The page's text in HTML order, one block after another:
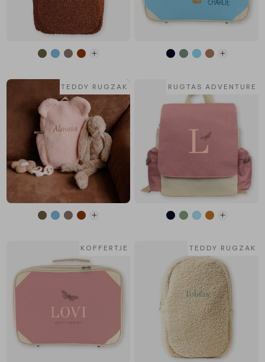
TEDDY RUGZAK RUGTAS ADVENTURE
KOFFERTJE TEDDY RUGZAK